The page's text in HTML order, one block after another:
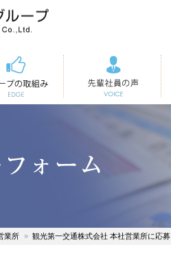
通の取組み 先輩社員の声
業所 観光第一交通株式会社 本社営業所に応募